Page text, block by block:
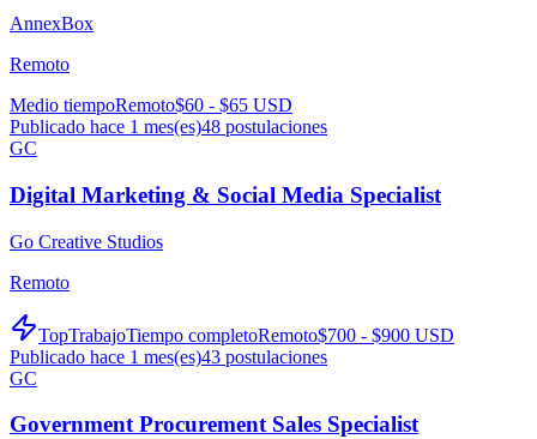
AnnexBox
Remoto
Medio tiempoRemoto$60 - $65 USD
Publicado hace 1 mes(es)48 postulaciones
GC
Digital Marketing & Social Media Specialist
Go Creative Studios
Remoto
TopTrabajoTiempo completoRemoto$700 - $900 USD
Publicado hace 1 mes(es)43 postulaciones
GC
Government Procurement Sales Specialist